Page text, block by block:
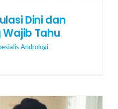
Dini dan
Tahu
Andrologi